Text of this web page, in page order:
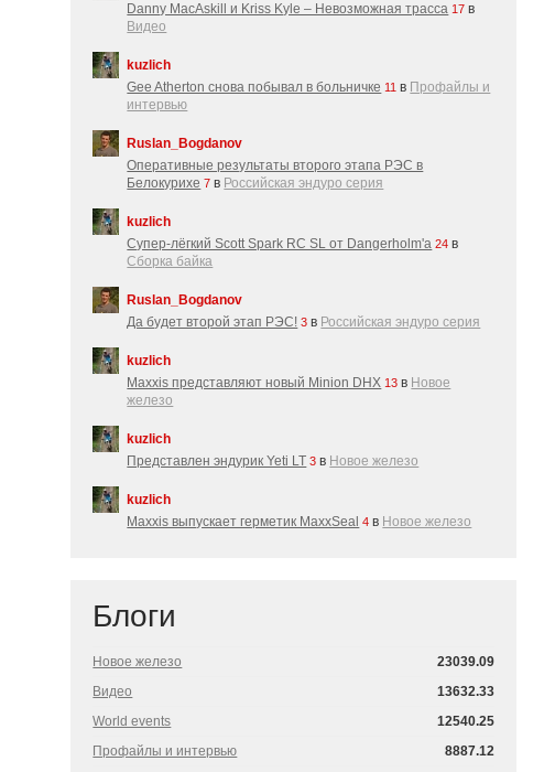
Danny MacAskill и Kriss Kyle – Невозможная трасса 17 в
Видео
kuzlich
Gee Atherton снова побывал в больничке 11 в Профайлы и
интервью
Ruslan_Bogdanov
Оперативные результаты второго этапа РЭС в
Белокурихе 7 в Российская эндуро серия
kuzlich
Супер-лёгкий Scott Spark RC SL от Dangerholm'a 24 в
Сборка байка
Ruslan_Bogdanov
Да будет второй этап РЭС! 3 в Российская эндуро серия
kuzlich
Maxxis представляют новый Minion DHX 13 в Новое
железо
kuzlich
Представлен эндурик Yeti LT 3 в Новое железо
kuzlich
Maxxis выпускает герметик MaxxSeal 4 в Новое железо
Блоги
Новое железо
23039.09
Видео
13632.33
World events
12540.25
Профайлы и интервью
8887.12